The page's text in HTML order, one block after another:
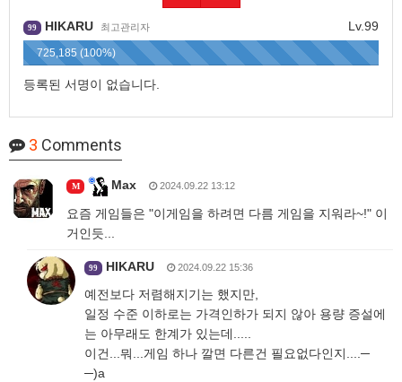
Lv.99
99 HIKARU 최고관리자
725,185 (100%)
등록된 서명이 없습니다.
3 Comments
M Max 2024.09.22 13:12
요즘 게임들은 "이게임을 하려면 다름 게임을 지워라~!" 이
거인듯...
99 HIKARU 2024.09.22 15:36
예전보다 저렴해지기는 했지만,
일정 수준 이하로는 가격인하가 되지 않아 용량 증설에
는 아무래도 한계가 있는데.....
이건...뭐...게임 하나 깔면 다른건 필요없다인지....─
─)a